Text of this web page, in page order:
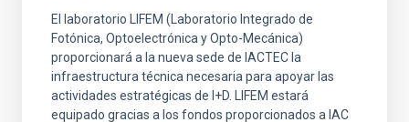
El laboratorio LIFEM (Laboratorio Integrado de
Fotónica, Optoelectrónica y Opto-Mecánica)
proporcionará a la nueva sede de IACTEC la
infraestructura técnica necesaria para apoyar las
actividades estratégicas de I+D. LIFEM estará
equipado gracias a los fondos proporcionados a IAC